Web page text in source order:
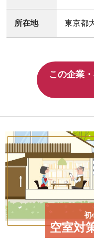
所在地 東京都
この企業
初
空室対